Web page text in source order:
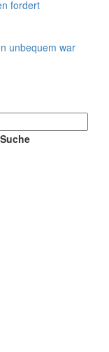
fordert
unbequem war